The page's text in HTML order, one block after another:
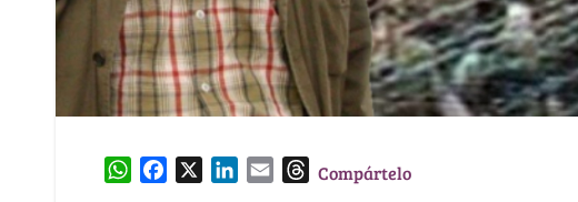
W
TCompártelo